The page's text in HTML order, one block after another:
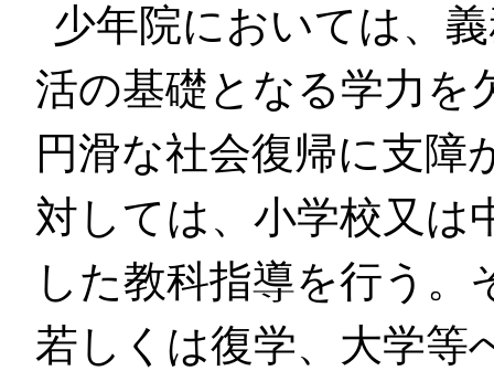
少年院においては、
活の基礎となる学力を
円滑な社会復帰に支障
対しては、小学校又は
した教科指導を行う
若しくは復学、大学等